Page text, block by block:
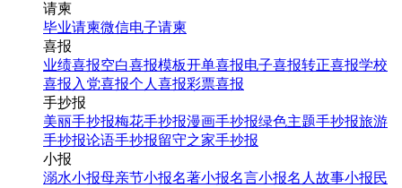
请柬
毕业请柬微信电子请柬
喜报
业绩喜报空白喜报模板开单喜报电子喜报转正喜报学校
喜报 入党喜报个人喜报彩票喜报
手抄报
美丽手抄报梅花手抄报漫画手抄报绿色主题手抄报旅游
手抄报论语手抄报留守之家手抄报
小报
溺水小报母亲节小报名著小报名言小报名人故事小报民